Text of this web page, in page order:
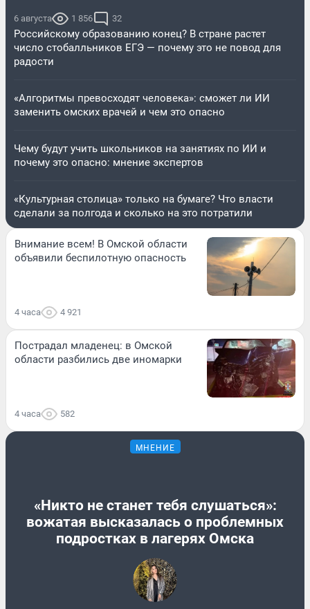
6 августа 1 856 32
Российскому образованию конец? В стране растет
число стобалльников ЕГЭ — почему это не повод для
радости
«Алгоритмы превосходят человека»: сможет ли ИИ
заменить омских врачей и чем это опасно
Чему будут учить школьников на занятиях по ИИ и
почему это опасно: мнение экспертов
«Культурная столица» только на бумаге? Что власти
сделали за полгода и сколько на это потратили
Внимание всем! В Омской области
объявили беспилотную опасность
4 часа 4 921
Пострадал младенец: в Омской
области разбились две иномарки
4 часа 582
МНЕНИЕ
«Никто не станет тебя слушаться»:
вожатая высказалась о проблемных
подростках в лагерях Омска